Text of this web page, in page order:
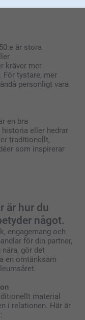
är stora
kräver mer
För tystare, mer
personligt vara
en bra
eller hedrar
traditionellt,
som inspirerar
är hur du
något.
engagemang och
för din partner,
gör det
en omtänksam
material
i relationen. Här är